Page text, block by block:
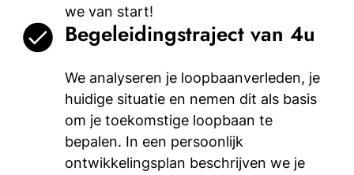
we van start!
Begeleidingstraject van 4u
We analyseren je loopbaanverleden, je
huidige situatie en nemen dit als basis
om je toekomstige loopbaan te
bepalen. In een persoonlijk
ontwikkelingsplan beschrijven we je